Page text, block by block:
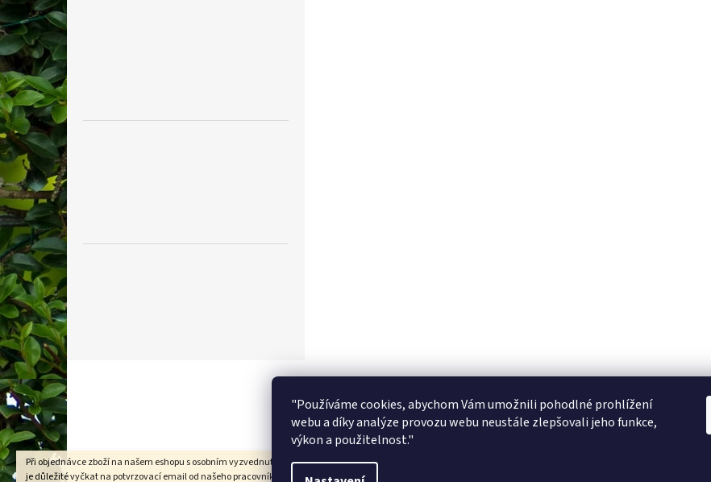
"Používáme cookies, abychom Vám umožnili pohodlné prohlížení
webu a díky analýze provozu webu neustále zlepšovali jeho funkce,
výkon a použitelnost."
Při objednávce zboží na našem eshopu s osobním vyzvednutím na prodejně v Kadani
je důležité vyčkat na potvrzovací email od našeho pracovníka !!! Děkujeme za
Z
á
p
a
t
í
KRMIVA ENERGYS pro koně - GRANULE